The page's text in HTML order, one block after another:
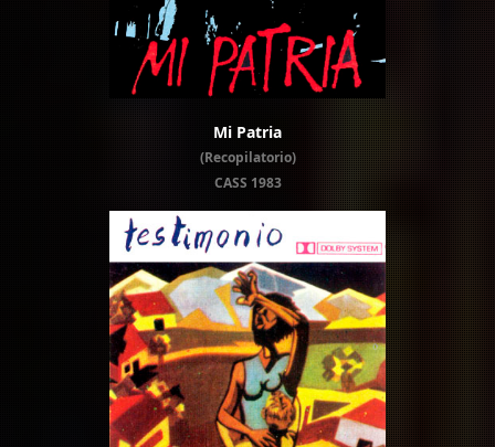
Mi Patria
(Recopilatorio)
CASS 1983